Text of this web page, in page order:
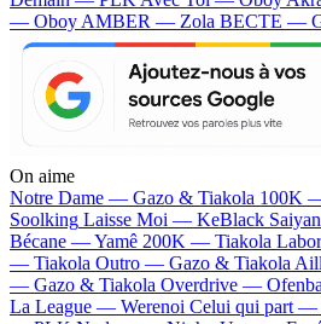
— Oboy AMBER — Zola BECTE —
On aime
Notre Dame — Gazo & Tiakola 100K
Soolking Laisse Moi — KeBlack
Bécane —Yamê 200K — Tiakola
— Tiakola Outro — Gazo & Tiakola
— Gazo & Tiakola Overdrive —
La League — Werenoi Celui qui part —